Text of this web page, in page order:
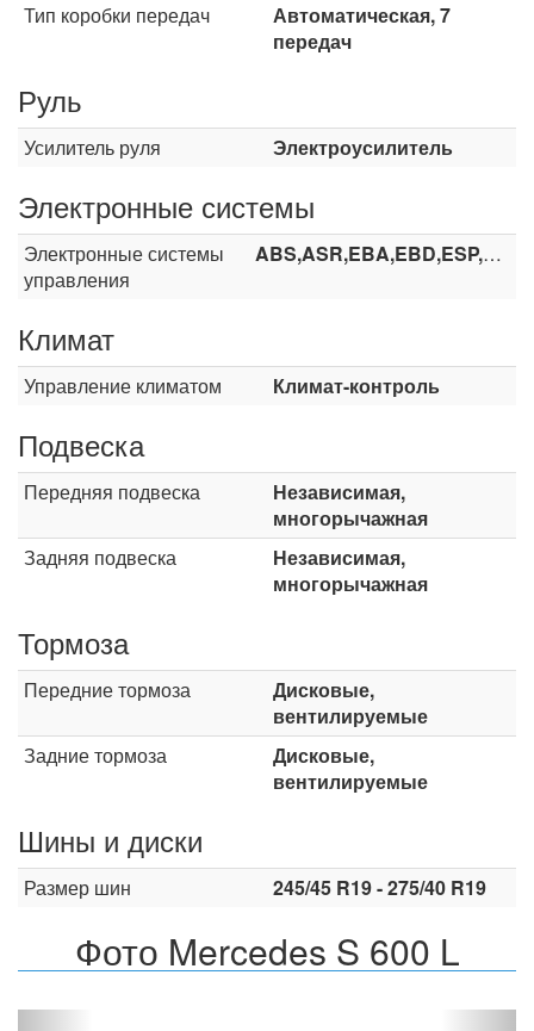
Тип коробки передач
Автоматическая, 7
передач
Руль
Усилитель руля Электроусилитель
Электронные системы
Электронные системы
управления
ABS,ASR,EBA,EBD,ESP,HHC
Климат
Управление климатом Климат-контроль
Подвеска
Передняя подвеска
Независимая,
многорычажная
Задняя подвеска
Независимая,
многорычажная
Тормоза
Передние тормоза
Дисковые,
вентилируемые
Задние тормоза
Дисковые,
вентилируемые
Шины и диски
Размер шин 245/45 R19 - 275/40 R19
Фото Mercedes S 600 L